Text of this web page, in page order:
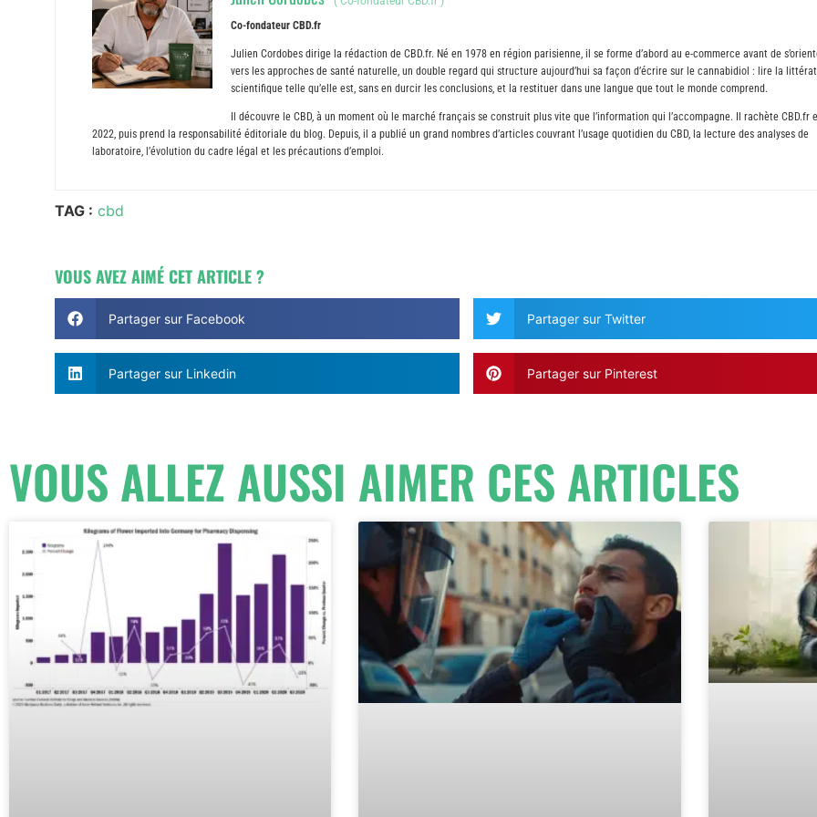
Co-fondateur CBD.fr
Julien Cordobes dirige la rédaction de CBD.fr. Né en 1978 en région parisienne, il se forme d’abord au e-commerce avant de
vers les approches de santé naturelle, un double regard qui structure aujourd’hui sa façon d’écrire sur le cannabidiol : lire la
scientifique telle qu’elle est, sans en durcir les conclusions, et la restituer dans une langue que tout le monde comprend.
Il découvre le CBD, à un moment où le marché français se construit plus vite que l’information qui l’accompagne. Il rachète CBD.fr
2022, puis prend la responsabilité éditoriale du blog. Depuis, il a publié un grand nombres d’articles couvrant l’usage quotidien du CBD, la lecture des analyses de
laboratoire, l’évolution du cadre légal et les précautions d’emploi.
TAG : cbd
VOUS AVEZ AIMÉ CET ARTICLE ?
Partager sur Facebook Partager sur Twitter
Partager sur Linkedin Partager sur Pinterest
VOUS ALLEZ AUSSI AIMER CES ARTICLES